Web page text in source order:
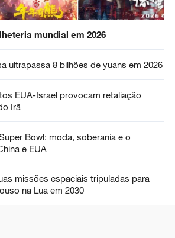
mundial em 2026
ultrapassa 8 bilhões de yuans em 2026
EUA-Israel provocam retaliação
Irã
Bowl: moda, soberania e o
e EUA
missões espaciais tripuladas para
na Lua em 2030